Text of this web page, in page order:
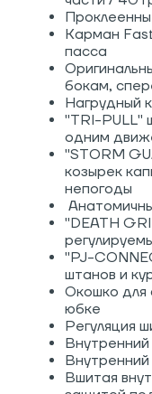
Карман
пасса
бокам,
Нагрудный
"TRI-PULL"
одним
"STORM
козырек
непогоды
"DEATH
"PJ-
штанов и
Окошко для
юбке
Регуляция
Вшитая